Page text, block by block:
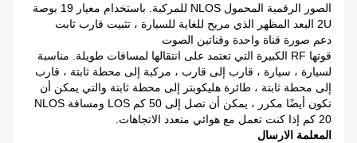
الصور الرقمية المحمول NLOS للمركبة.
باستخدام معيار 19 بوصة
2U البعد المظهر الذي مريح للغاية للسيارة ، تثبيت قارب ثابت
دعم صورة قناة واحدة وقناتين الصوت
قوتها RF الكبيرة التي تعتمد على انتقالها لمسافات طويلة.
مناسبة
لسيارة ، سيارة ، قارب إلى قارب ، مركبة إلى محطة ثابتة ، قارب
إلى محطة ثابتة ، طائرة هليكوبتر إلى محطة ثابتة والتي يمكن أن
تكون أيضًا مكرر ، يمكن أن تصل إلى 50 كم LOS ومسافة NLOS
20 كم إذا كنت تعمل مع هوائي متعدد الاتجاهات.
المعلمة الارسال